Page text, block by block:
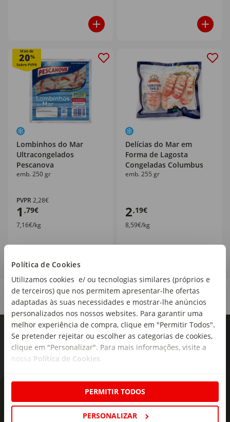
Política de Cookies
Utilizamos cookies e/ ou tecnologias similares (próprios e
de terceiros) que nos permitem apresentar-lhe ofertas
adaptadas às suas necessidades e mostrar-lhe anúncios
personalizados nos nossos websites. Para garantir uma
melhor experiência de compra, clique em "Permitir Todos".
Se pretender rejeitar ou escolher as categorias de cookies,
clique em "Personalizar". Para mais informações, visite a
nossa Política de Cookies
PERMITIR TODOS
PERSONALIZAR
Mais de
20%
Lombinhos do Mar
Ultracongelados
Pescanova
emb. 250 gr
PVPR2,28€
1 ,79€
7,16€/kg
Delícias do Mar em
Forma de Lagosta
Congeladas Columbus
emb. 255 gr
2,19€
8,59€/kg
As novidades mais frescas no
seu e-mail!